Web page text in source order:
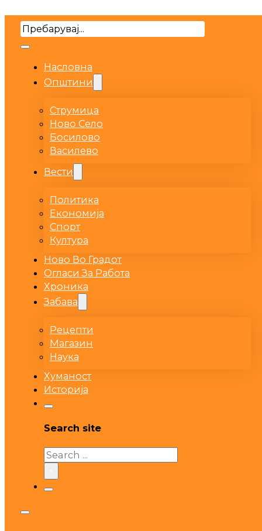
Search
Насловна
Општини
Струмица
Ново Село
Босилово
Василево
Вести
Политика
Економија
Спорт
Култура
Ново Во Градот
Огласи За Работа
Хроника
Забава
Рецепти
Магазин
Наука
Хуманост
Историја
Search site
Search